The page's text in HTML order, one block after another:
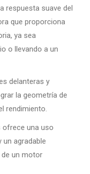
respuesta suave del
que proporciona
ya sea
o llevando a un
delanteras y
la geometría de
rendimiento.
ofrece una uso
un agradable
un motor